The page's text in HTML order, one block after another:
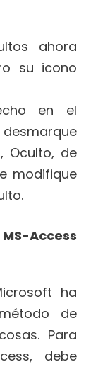
ahora
su icono
en el
Oculto, de
modifique
Access
ha
de
Para
debe